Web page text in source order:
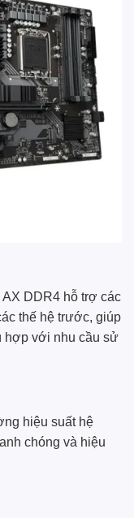
DDR4 hỗ trợ các
thế hệ trước, giúp
hợp với nhu cầu sử
hiệu suất hệ
chóng và hiệu